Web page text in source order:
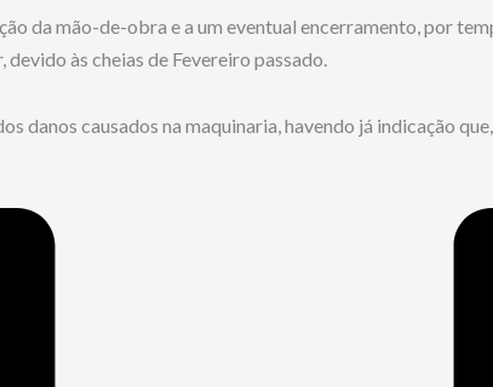
da mão-de-obra e a um eventual encerramento, por
às cheias de Fevereiro passado.
danos causados na maquinaria, havendo já indicação